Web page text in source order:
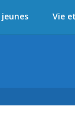
Vie